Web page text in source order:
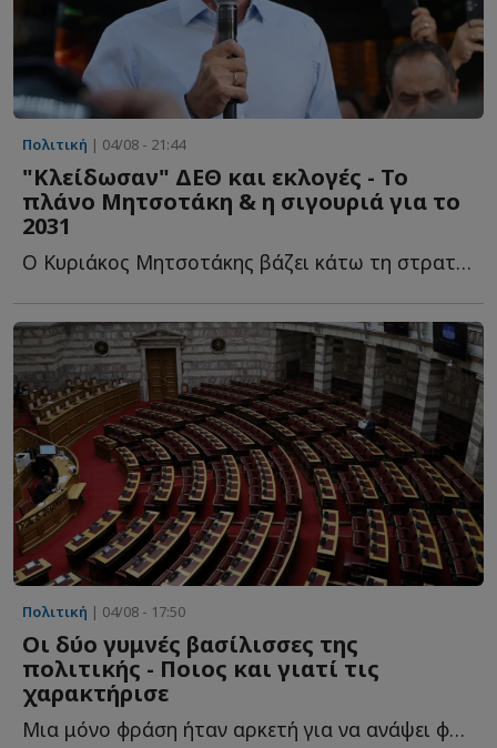
Πολιτική | 04/08 - 21:44
"Κλείδωσαν" ΔΕΘ και εκλογές - Το
πλάνο Μητσοτάκη & η σιγουριά για το
2031
Ο Κυριάκος Μητσοτάκης βάζει κάτω τη στρατηγική του ό...
Πολιτική | 04/08 - 17:50
Οι δύο γυμνές βασίλισσες της
πολιτικής - Ποιος και γιατί τις
χαρακτήρισε
Μια μόνο φράση ήταν αρκετή για να ανάψει φωτιές στην π...